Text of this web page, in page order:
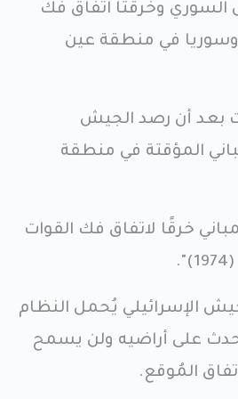
وخرقتا اتفاق فك
وسوريا في منطقة عين
بعد أن رصد الجيش
المؤقتة في منطقة
خرقًا لاتفاق فك القوات
الإسرائيلي يُحمل النظام
على أراضيه ولن يسمح
المُوقع.